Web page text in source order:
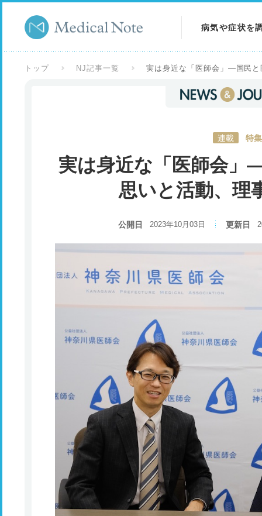
病気や症状を
症状を調べる
トップ NJ記事一覧 実は身近な「医師会」―国民
連載 特集
実は身近な「医師会」
思いと活動、理
公開日 2023年10月03日 更新日